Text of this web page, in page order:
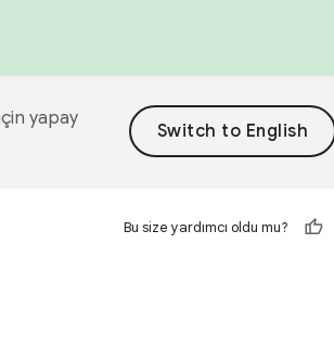
yapay
Bu size yardımcı oldu mu?